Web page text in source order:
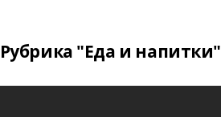
Рубрика "Еда и напитки"